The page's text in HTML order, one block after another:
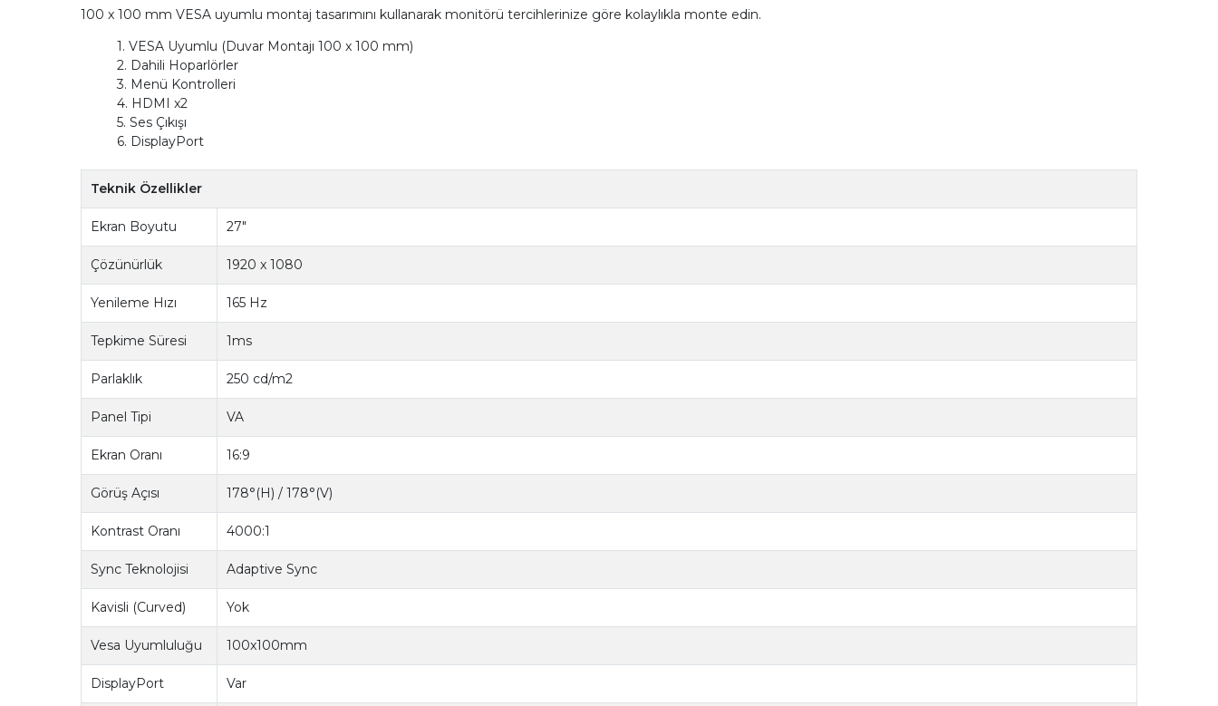
100 x 100 mm VESA uyumlu montaj tasarımını kullanarak monitörü tercihlerinize göre kolaylıkla monte edin.
1. VESA Uyumlu (Duvar Montajı 100 x 100 mm)
2. Dahili Hoparlörler
3. Menü Kontrolleri
4. HDMI x2
5. Ses Çıkışı
6. DisplayPort
Teknik Özellikler
Ekran Boyutu 27"
Çözünürlük 1920 x 1080
Yenileme Hızı 165 Hz
Tepkime Süresi 1ms
Parlaklık 250 cd/m2
Panel Tipi VA
Ekran Oranı 16:9
Görüş Açısı 178°(H) / 178°(V)
Kontrast Oranı 4000:1
Sync Teknolojisi Adaptive Sync
Kavisli (Curved) Yok
Vesa Uyumluluğu 100x100mm
DisplayPort Var